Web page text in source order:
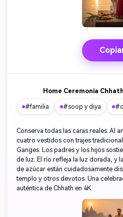
Home Ceremonia
#familia #soop y diya
Conserva todas las caras reales. Al
cuatro vestidos con trajes
Ganges. Los padres y los hijos
de luz. El río refleja la luz dorada, y
de azúcar están cuidadosamente
templo y otros devotos. Una
auténtica de Chhath en 4K.